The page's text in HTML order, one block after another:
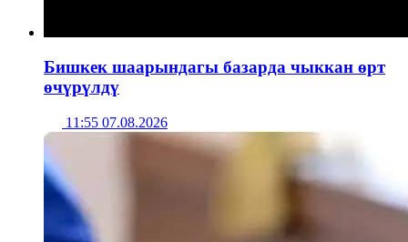
Бишкек шаарындагы базарда чыккан өрт
өчүрүлдү
11:55 07.08.2026